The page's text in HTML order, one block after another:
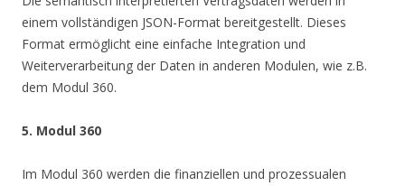
einem vollständigen JSON-Format bereitgestellt. Dieses
Format ermöglicht eine einfache Integration und
Weiterverarbeitung der Daten in anderen Modulen, wie z.B.
dem Modul 360.
5. Modul 360
Im Modul 360 werden die finanziellen und prozessualen